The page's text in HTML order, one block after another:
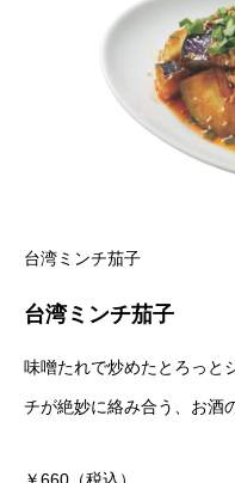
台湾ミンチ茄子
台湾ミンチ茄子
味噌たれで炒めたとろっと
チが絶妙に絡み合う、お酒